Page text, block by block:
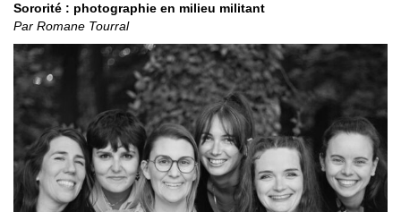
Sororité : photographie en milieu militant
Par Romane Tourral